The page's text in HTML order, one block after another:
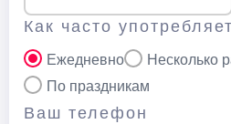
Как часто
Ежедневно
Несколько
По праздникам
Ваш телефон